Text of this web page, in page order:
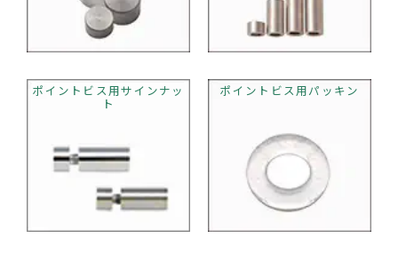
ポイントビス用サインナッ
ト
ポイントビス用パッキン